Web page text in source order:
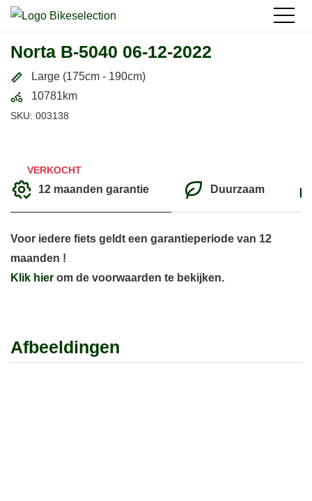
Norta B-5040 06-12-2022
Large (175cm - 190cm)
10781km
SKU: 003138
VERKOCHT
12 maanden garantie Duurzaam
Voor iedere fiets geldt een garantieperiode van 12
maanden !
Klik hier om de voorwaarden te bekijken.
Afbeeldingen